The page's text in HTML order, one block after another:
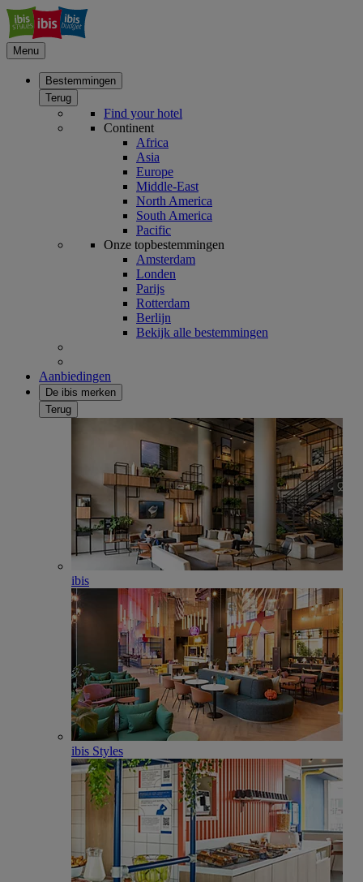
Menu
Bestemmingen
Terug
Find your hotel
Continent
Africa
Asia
Europe
Middle-East
North America
South America
Pacific
Onze topbestemmingen
Amsterdam
Londen
Parijs
Rotterdam
Berlijn
Bekijk alle bestemmingen
Aanbiedingen
De ibis merken
Terug
ibis
ibis Styles